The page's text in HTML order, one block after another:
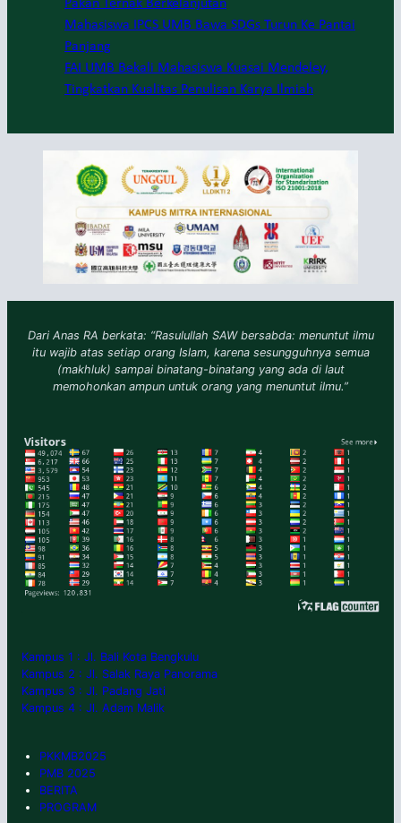
Pakan Ternak Berkelanjutan
Mahasiswa IPCS UMB Bawa SDGs Turun Ke Pantai
Panjang
FAI UMB Bekali Mahasiswa Kuasai Mendeley,
Tingkatkan Kualitas Penulisan Karya Ilmiah
Dari Anas RA berkata: “Rasulullah SAW bersabda: menuntut ilmu
itu wajib atas setiap orang Islam, karena sesungguhnya semua
(makhluk) sampai binatang-binatang yang ada di laut
memohonkan ampun untuk orang yang menuntut ilmu.”
Kampus 1 : Jl. Bali Kota Bengkulu
Kampus 2 : Jl. Salak Raya Panorama
Kampus 3 : Jl. Padang Jati
Kampus 4 : Jl. Adam Malik
PKKMB2025
PMB 2025
BERITA
PROGRAM